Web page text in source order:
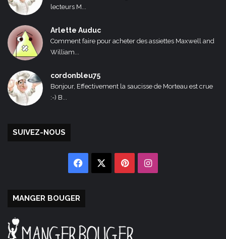
lecteurs M...
Arlette Auduc
Comment faire pour acheter des assiettes Maxwell and
William...
cordonbleu75
Bonjour, Effectivement la saucisse de Morteau est crue
:-) B...
SUIVEZ-NOUS
Facebook PinterestInstagram
MANGER BOUGER